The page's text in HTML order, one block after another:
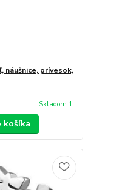
náušnice, prívesok,
Skladom 1
košíka